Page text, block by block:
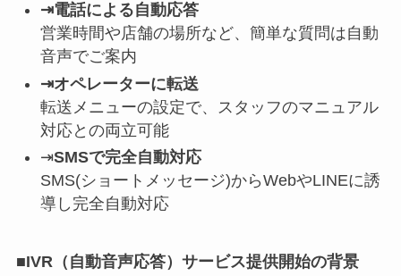
⇥電話による自動応答
営業時間や店舗の場所など、簡単な質問は自動
音声でご案内
⇥オペレーターに転送
転送メニューの設定で、スタッフのマニュアル
対応との両立可能
⇥SMSで完全自動対応
SMS(ショートメッセージ)からWebやLINEに誘
導し完全自動対応
■IVR（自動音声応答）サービス提供開始の背景